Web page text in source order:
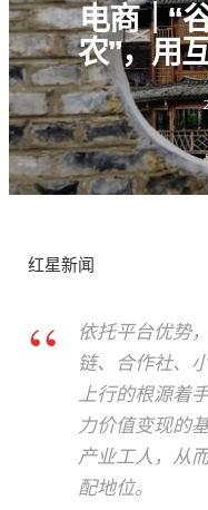
电商｜“
农”，用
红星新闻
依托平台优势
链、合作社、
上行的根源着
力价值变现的
产业工人，从
配地位。